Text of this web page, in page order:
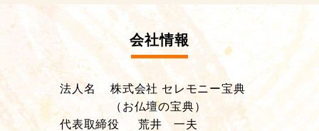
会社情報
法人名
株式会社 セレモニー宝典
（お仏壇の宝典）
代表取締役
荒井 一夫